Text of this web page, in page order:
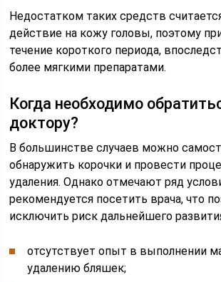
Недостатком таких средств
действие на кожу головы, поэтому
течение короткого периода,
более мягкими препаратами.
Когда необходимо
доктору?
В большинстве случаев можно
обнаружить корочки и провести
удаления. Однако отмечают ряд
рекомендуется посетить врача, что
исключить риск дальнейшего
отсутствует опыт в выполнении
удалению бляшек;